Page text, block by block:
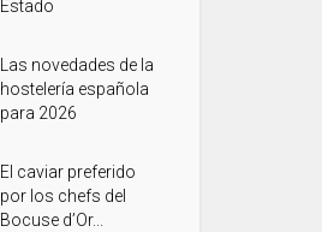
Estado
Las novedades de la
hostelería española
para 2026
El caviar preferido
por los chefs del
Bocuse d’Or...